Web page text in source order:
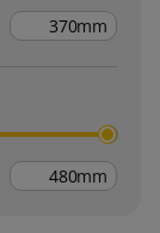
mm
mm